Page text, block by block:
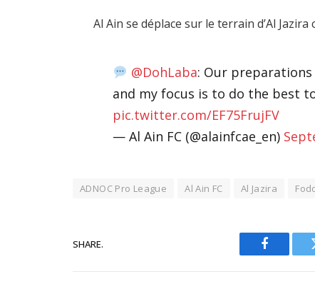
Al Ain se déplace sur le terrain d’Al
@DohLaba: Our
and my focus is to do the best
pic.twitter.com/EF75FrujFV
— Al Ain FC (@alainfcae_en)
ADNOC Pro League Al Ain FC Al Jazira
SHARE.
Facebook